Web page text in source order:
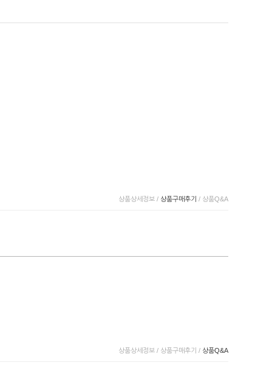
상품상세정보 / 상품구매후기 / 상품Q&A
상품상세정보 / 상품구매후기 / 상품Q&A